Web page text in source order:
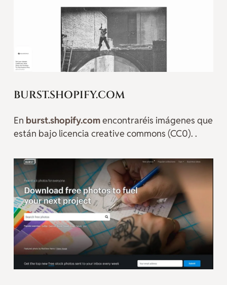
BURST.SHOPIFY.COM
En burst.shopify.comencontraréis imágenes que
están bajo licencia creative commons (CC0). .